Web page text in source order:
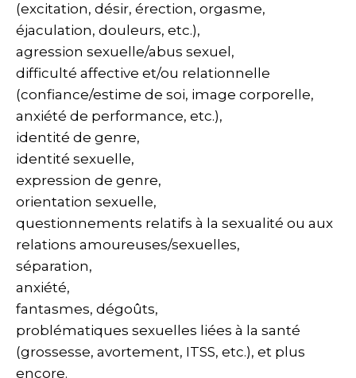
(excitation, désir, érection, orgasme,
éjaculation, douleurs, etc.),
agression sexuelle/abus sexuel,
difficulté affective et/ou relationnelle
(confiance/estime de soi, image corporelle,
anxiété de performance, etc.),
identité de genre,
identité sexuelle,
expression de genre,
orientation sexuelle,
questionnements relatifs à la sexualité ou aux
relations amoureuses/sexuelles,
séparation,
anxiété,
fantasmes, dégoûts,
problématiques sexuelles liées à la santé
(grossesse, avortement, ITSS, etc.), et plus
encore.